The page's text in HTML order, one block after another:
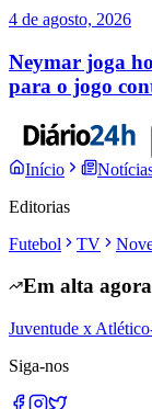
4 de agosto, 2026
Neymar joga
para o jogo
Início
Editorias
Futebol
TV
Em alta agora
Juventude x
Siga-nos